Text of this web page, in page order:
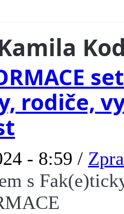
rodiče,
- 8:59 /
s